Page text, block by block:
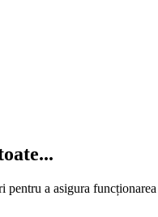
pentru a asigura